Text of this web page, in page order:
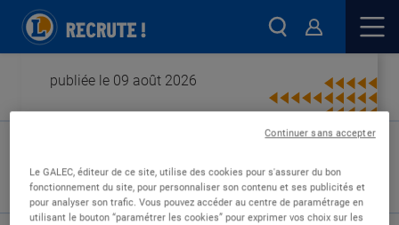
publiée le 09 août 2026
Type de contrat :
Expérience :
Études :
Le GALEC, éditeur de ce site, utilise des cookies pour s'assurer du bon
fonctionnement du site, pour personnaliser son contenu et ses publicités et
pour analyser son trafic. Vous pouvez accéder au centre de paramétrage en
utilisant le bouton “paramétrer les cookies” pour exprimer vos choix sur les
Continuer sans accepter